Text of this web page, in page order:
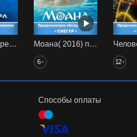
Супергёрл предс. обсл. Снегур Моана( 2016) предс. обсл. Снегур
6+ 12+
Способы оплаты